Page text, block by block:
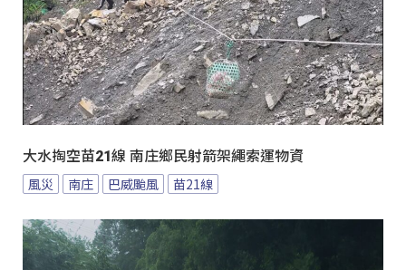
大水掏空苗21線 南庄鄉民射箭架繩索運物資
風災 南庄 巴威颱風 苗21線